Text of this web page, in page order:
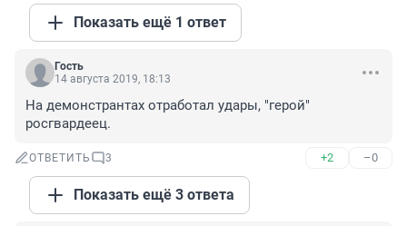
Показать ещё 1 ответ
Гость
14 августа 2019, 18:13
На демонстрантах отработал удары, "герой"
росгвардеец.
ОТВЕТИТЬ 3 +2 –0
Показать ещё 3 ответа